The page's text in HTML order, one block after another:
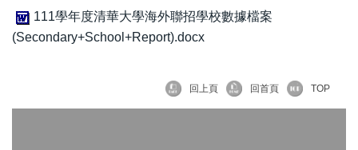
111學年度清華大學海外聯招學校數據檔案
(Secondary+School+Report).docx
回上頁 回首頁 TOP